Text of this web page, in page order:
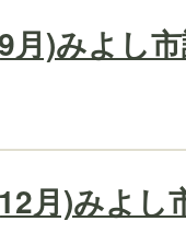
月)みよし
月)みよし